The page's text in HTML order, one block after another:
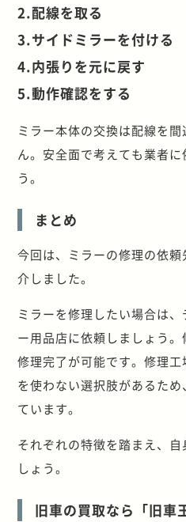
2.配線を取る
3.サイドミラーを付ける
4.内張りを元に戻す
5.動作確認をする
ミラー本体の交換は配線を
ん。安全面で考えても業者
う。
まとめ
今回は、ミラーの修理の依
介しました。
ミラーを修理したい場合は
ー用品店に依頼しましょう
修理完了が可能です。修理工
を使わない選択肢があるた
ています。
それぞれの特徴を踏まえ、
しょう。
旧車の買取なら「旧車